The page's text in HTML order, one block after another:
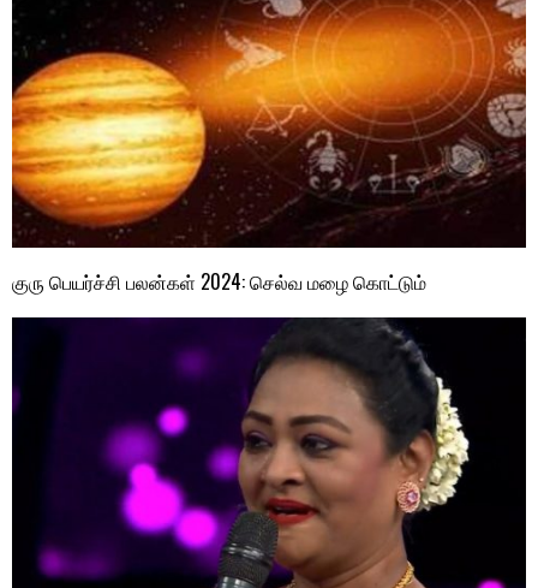
குரு பெயர்ச்சி பலன்கள் 2024: செல்வ மழை கொட்டும்